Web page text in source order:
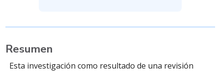
Resumen
Esta investigación como resultado de una revisión